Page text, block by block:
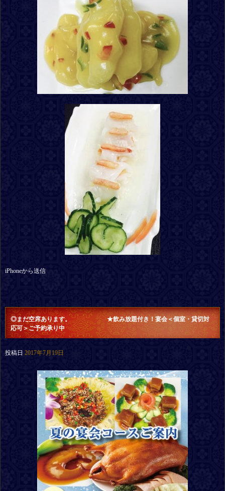
iPhoneから送信
◎まだ空席あります。 ★飲み放題付き！宴会＜個室・貸切対
応可＞ご予約承り中
投稿日 2017年7月19日